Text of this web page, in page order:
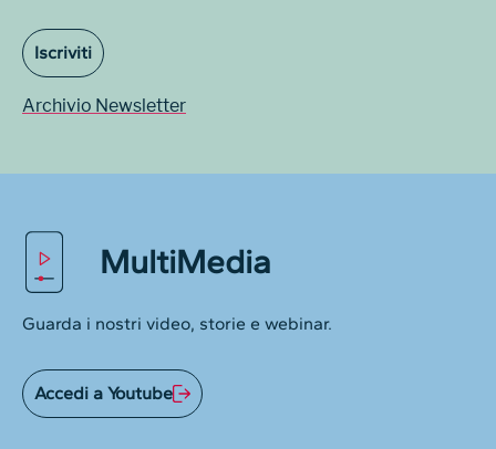
Iscriviti
Archivio Newsletter
MultiMedia
Guarda i nostri video, storie e webinar.
Accedi a Youtube